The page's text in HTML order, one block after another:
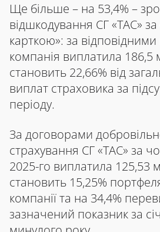
Ще більше – на 53,4% –
відшкодування СГ «ТАС»
карткою»: за
компанія виплатила
становить 22,66% від
виплат страховика за
періоду.
За договорами
страхування СГ «ТАС» за
2025-го виплатила 125,53
становить 15,25%
компанії та на 34,4%
зазначений показник за